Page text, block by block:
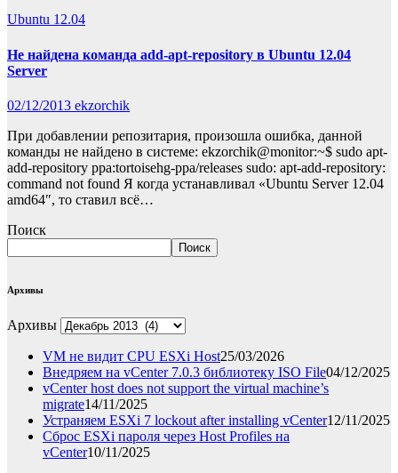
Ubuntu 12.04
Не найдена команда add-apt-repository в Ubuntu 12.04
Server
02/12/2013 ekzorchik
При добавлении репозитария, произошла ошибка, данной
команды не найдено в системе: ekzorchik@monitor:~$ sudo apt-
add-repository ppa:tortoisehg-ppa/releases sudo: apt-add-repository:
command not found Я когда устанавливал «Ubuntu Server 12.04
amd64″, то ставил всё…
Поиск
Поиск
Архивы
Архивы
VM не видит CPU ESXi Host25/03/2026
Внедряем на vCenter 7.0.3 библиотеку ISO File04/12/2025
vCenter host does not support the virtual machine’s
migrate14/11/2025
Устраняем ESXi 7 lockout after installing vCenter12/11/2025
Сброс ESXi пароля через Host Profiles на
vCenter10/11/2025